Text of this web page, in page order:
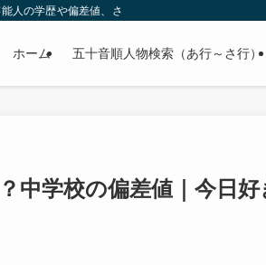
の学歴や偏差値、さらに政治家やスポーツ選手
ホーム 五十音順人物検索（あ行～さ行）
中学校の偏差値｜今日好